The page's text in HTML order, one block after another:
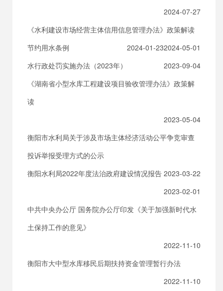
2024-07-27
《水利建设市场经营主体信用信息管理办法》政策解读
2024-05-01
节约用水条例
2024-01-23
水行政处罚实施办法（2023年）
2023-09-04
《湖南省小型水库工程建设项目验收管理办法》政策解
读
2023-05-04
衡阳市水利局关于涉及市场主体经济活动公平争竞审查
投诉举报受理方式的公示
2023-03-22
衡阳水利局2022年度法治政府建设情况报告
2023-02-01
中共中央办公厅 国务院办公厅印发《关于加强新时代水
土保持工作的意见》
2022-11-10
衡阳市大中型水库移民后期扶持资金管理暂行办法
2022-11-10